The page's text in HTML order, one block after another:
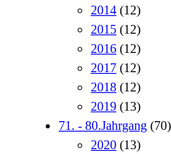
2014 (12)
2015 (12)
2016 (12)
2017 (12)
2018 (12)
2019 (13)
71. - 80.Jahrgang (70)
2020 (13)